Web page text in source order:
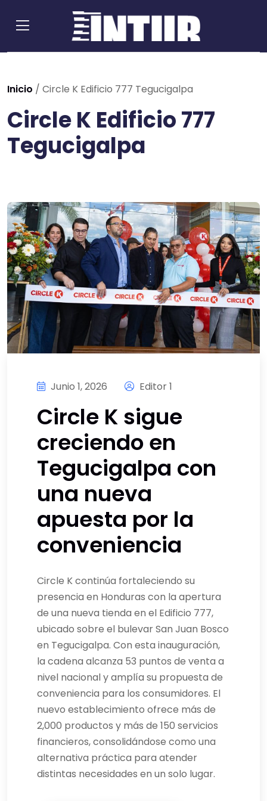
Inicio / Circle K Edificio 777 Tegucigalpa
Circle K Edificio 777
Tegucigalpa
Junio 1, 2026 Editor 1
Circle K sigue
creciendo en
Tegucigalpa con
una nueva
apuesta por la
conveniencia
Circle K continúa fortaleciendo su
presencia en Honduras con la apertura
de una nueva tienda en el Edificio 777,
ubicado sobre el bulevar San Juan Bosco
en Tegucigalpa. Con esta inauguración,
la cadena alcanza 53 puntos de venta a
nivel nacional y amplía su propuesta de
conveniencia para los consumidores. El
nuevo establecimiento ofrece más de
2,000 productos y más de 150 servicios
financieros, consolidándose como una
alternativa práctica para atender
distintas necesidades en un solo lugar.